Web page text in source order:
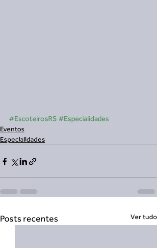
#EscoteirosRS #Especialidades
Eventos
Especialidades
Posts recentes Ver tudo